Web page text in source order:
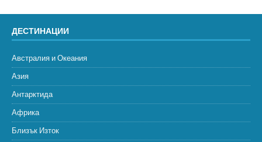
ДЕСТИНАЦИИ
Австралия и Океания
Азия
Антарктида
Африка
Близък Изток